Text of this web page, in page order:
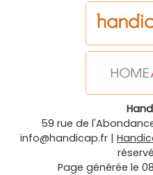
59 rue de
info@handicap.fr |
Page générée le